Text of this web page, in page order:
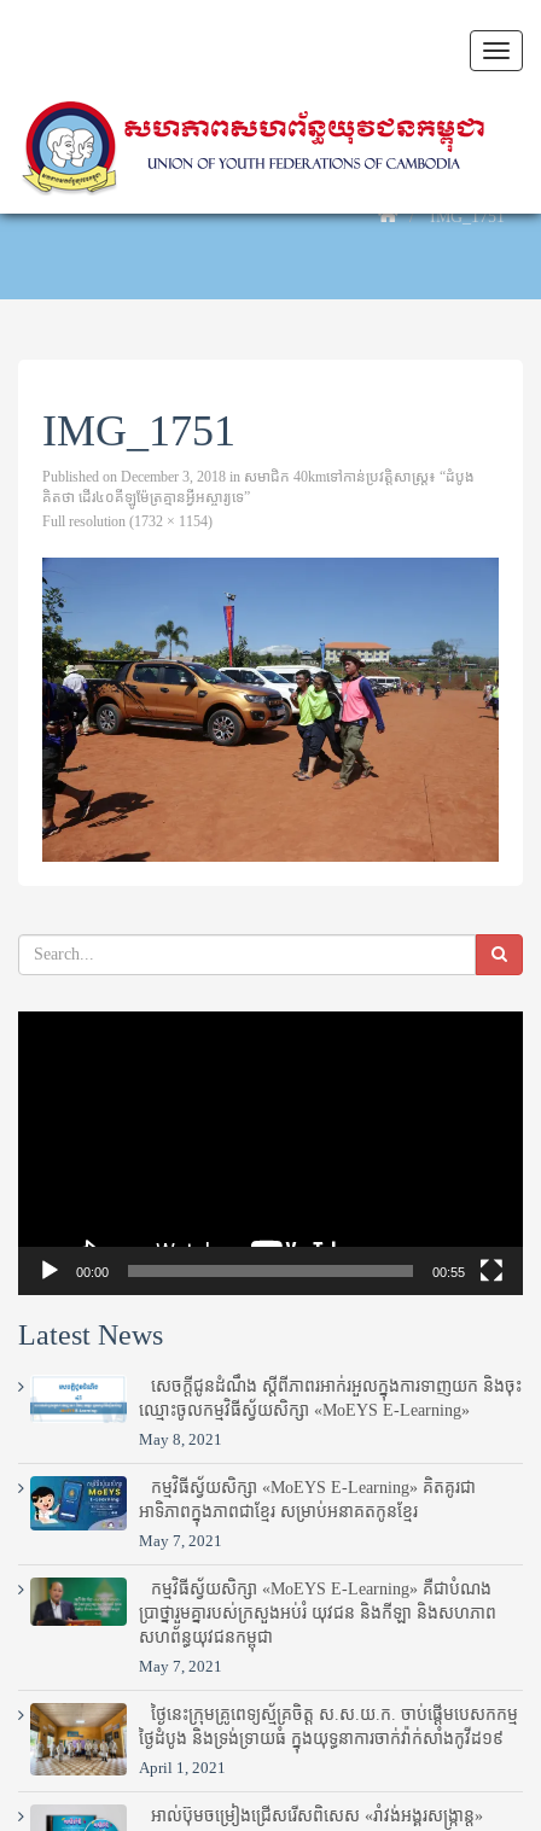
Toggle
IMG_1751
IMG_1751
Published on December 3, 2018 in សមាជិក 40kmទៅកាន់ប្រវត្តិសាស្រ្ត៖ “ដំបូង
គិតថា ដើរ៤០គីឡូម៉ែត្រគ្មានអ្វីអស្ចារ្យទេ”
Full resolution (1732 × 1154)
00:00 00:55
Latest News
សេចក្តីជូនដំណឹង ស្តី​ពីភាព​រអាក់រអួល​ក្នុងការ​ទាញ​យក និង​ចុះ​
ឈ្មោះ​ចូល​កម្មវិធី​ស្វ័យសិក្សា «MoEYS E-Learning»
May 8, 2021
កម្មវិធីស្វ័យសិក្សា «MoEYS E-Learning» គិតគូរជា
អាទិភាពក្នុងភាពជាខ្មែរ សម្រាប់អនាគតកូនខ្មែរ
May 7, 2021
កម្មវិធីស្វ័យសិក្សា «MoEYS E-Learning» គឺជាបំណង
ប្រាថ្នារួមគ្នារបស់ក្រសួងអប់រំ​ យុវជន និងកីឡា និងសហភាព
សហព័ន្ធយុវជនកម្ពុជា
May 7, 2021
ថ្ងៃនេះក្រុមគ្រូពេទ្យស្ម័គ្រចិត្ត ស.ស.យ.ក. ចាប់ផ្តើមបេសកកម្ម
ថ្ងៃដំបូង និងទ្រង់ទ្រាយធំ ក្នុងយុទ្ធនាការចាក់វ៉ាក់សាំងកូវីដ១៩
April 1, 2021
អាល់ប៊ុមចម្រៀងជ្រើសរើសពិសេស «រាំវង់អង្គរសង្ក្រាន្ត»